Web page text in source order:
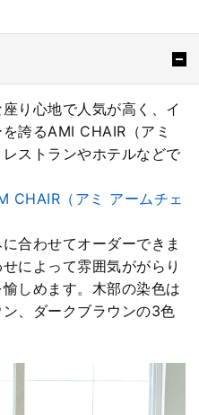
り心地で人気が高く、イ
誇るAMI CHAIR（アミ
ストランやホテルなどで
CHAIR（アミ アームチェ
合わせてオーダーできま
によって雰囲気ががらり
しめます。木部の染色は
、ダークブラウンの3色